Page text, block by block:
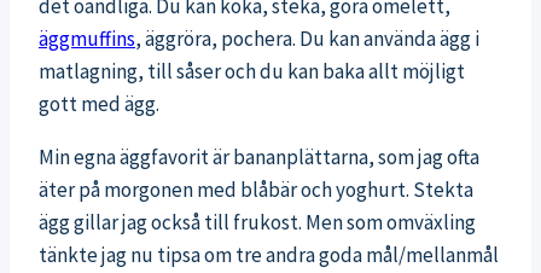
det oändliga. Du kan koka, steka, göra omelett,
äggmuffins, äggröra, pochera. Du kan använda ägg i
matlagning, till såser och du kan baka allt möjligt
gott med ägg.
Min egna äggfavorit är bananplättarna, som jag ofta
äter på morgonen med blåbär och yoghurt. Stekta
ägg gillar jag också till frukost. Men som omväxling
tänkte jag nu tipsa om tre andra goda mål/mellanmål